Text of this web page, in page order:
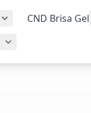
CND Brisa Gel